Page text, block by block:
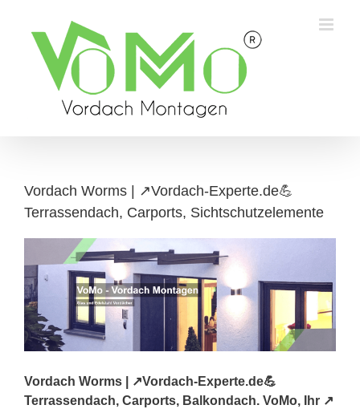
content
Vordach Worms | ↗️Vordach-Experte.de💪
Terrassendach, Carports, Sichtschutzelemente
Vordach Worms | ↗️Vordach-Experte.de💪
Terrassendach, Carports, Balkondach. VoMo, Ihr ↗️